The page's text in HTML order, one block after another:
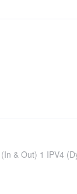
& Out) 1 IPV4